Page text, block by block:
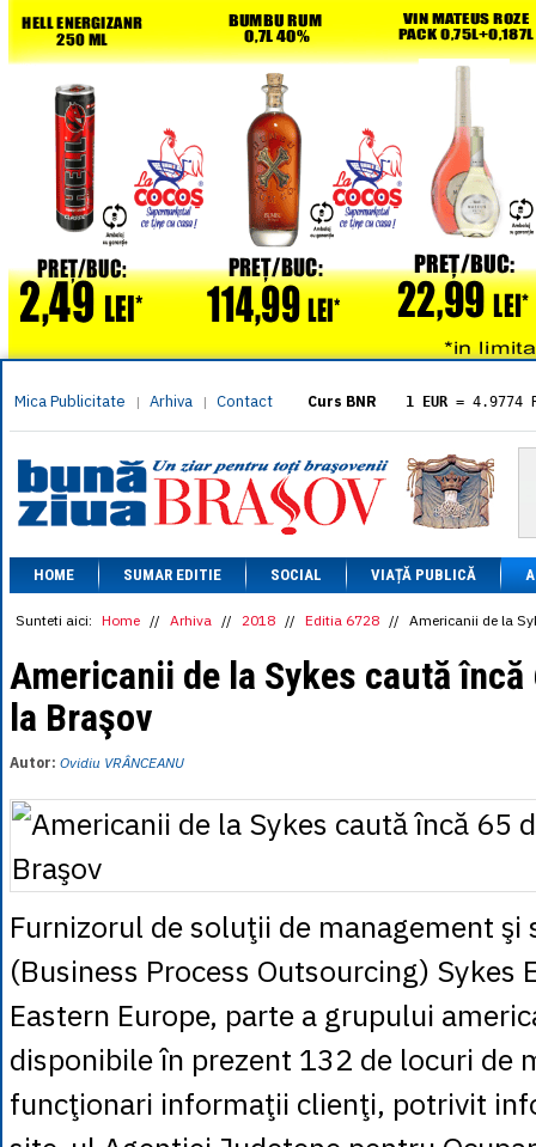
Mica Publicitate | Arhiva | Contact Curs BNR 1 EUR = 4.9774
= 5.8304
1 XAU= 464.4611
1 AED= 1.1933
1 AUD= 2.7957
1 BGN= 2.5449
1 CAD= 3.1559
1 CHF= 5.2813
1 CNY= 0.6015
1 DKK= 0.6668
1 EGP
= 0.0860
1 MXN
= 0.2227
1 NOK= 0.4191
1 RSD= 0.0425
1 RUB = 0.0530
1 SEK= 0.4526
1 TRY= 0.1141
1 UAH= 0.1048
1 XDR
= 5.9383
1 ZAR= 0.2318
HOME SUMAR EDITIE SOCIAL VIAȚĂ PUBLICĂ
Sunteti aici: Home // Arhiva // 2018 // Editia 6728 // Americanii de la
Americanii de la Sykes caută încă
la Braşov
Autor: Ovidiu VRÂNCEANU
Furnizorul de soluţii de management şi
(Business Process Outsourcing) Sykes
Eastern Europe, parte a grupului
disponibile în prezent 132 de locuri de
funcţionari informaţii clienţi, potrivit